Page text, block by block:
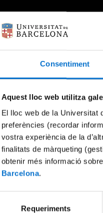
Consentiment
Aquest lloc web utilitza
El lloc web de la Universitat
preferències (recordar
vostra experiència de la
finalitats de màrqueting
obtenir més informació
Barcelona.
Requeriments